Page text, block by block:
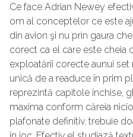
Ce face Adrian Newey
om al conceptelor ce este
din avion şi nu prin gaura
corect ca el care este cheia
exploatării corecte aunui
unică de a readuce în prim
reprezintă capitole închise,
maxima conform căreia
plafonate definitiv, trebuie